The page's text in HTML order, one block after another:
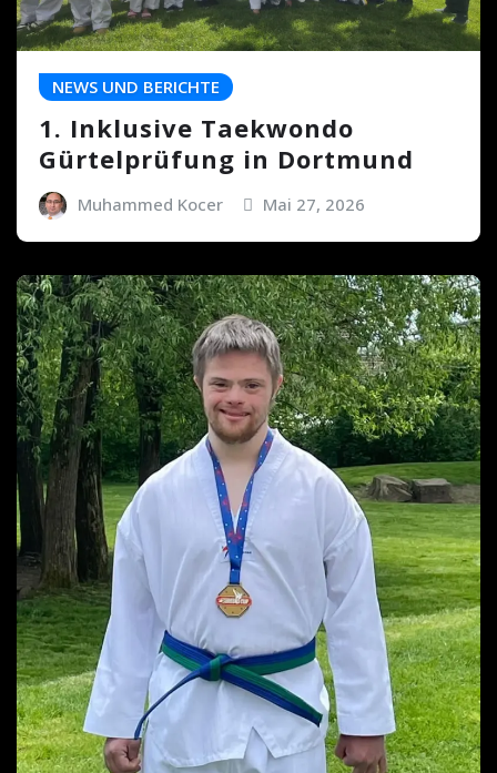
NEWS UND BERICHTE
1. Inklusive Taekwondo
Gürtelprüfung in Dortmund
Muhammed Kocer Mai 27, 2026